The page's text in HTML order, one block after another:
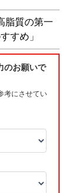
脂質の第一
すめ」